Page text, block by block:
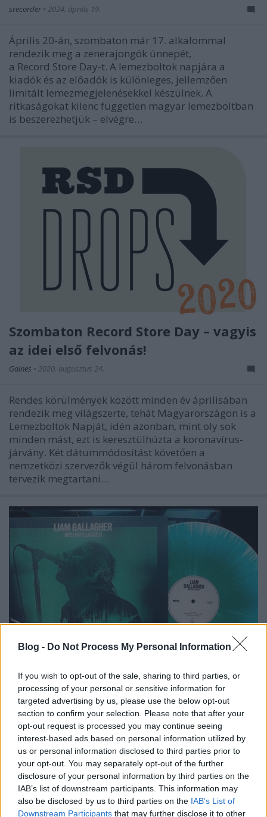
Blog - Do Not Process My Personal Information
If you wish to opt-out of the sale, sharing to third parties, or
processing of your personal or sensitive information for
targeted advertising by us, please use the below opt-out
section to confirm your selection. Please note that after your
opt-out request is processed you may continue seeing
interest-based ads based on personal information utilized by
us or personal information disclosed to third parties prior to
your opt-out. You may separately opt-out of the further
disclosure of your personal information by third parties on the
IAB’s list of downstream participants. This information may
also be disclosed by us to third parties on the IAB’s List of
Downstream Participants that may further disclose it to other
srecorder • 2024. április 19.
Április 20-án, szombaton már 17. alkalommal
rendezik meg a zenerajongók ünnepét,
a Record Store Day-t. A lemezboltok napjára a
kiadók és az előadók is különleges, jellemzően
limitált lemezmegjelenésekkel készülnek. A
ritkaságokat kilenc független magyar lemezboltban
is beszerezhetjük – elvégre…
Szombaton Record Store Day – vagyis
az idei első felvonás!
Gaines • 2020. augusztus 24.
Rendes körülmények között minden év áprilisában
rendezik meg világszerte, tehát Magyarországon is a
Lemezboltok Napját, idén azonban, mint oly sok
minden mást, ezt is keresztülhúzta a koronavírus-
járvány. Két dátummódosítást követően a
nemzetközi szervezők végül három felvonásban
tervezik megtartani…
Rávetődtek a karanténból szabadult
angolok a vinylre
Gaines•2020. június 22.
Egy friss brit mérés szerint megugrottak a
lemezeladási számok, amióta a karantén feloldása
óta ismét megnyíltak a nagyobb szigetországi
lemezboltok.